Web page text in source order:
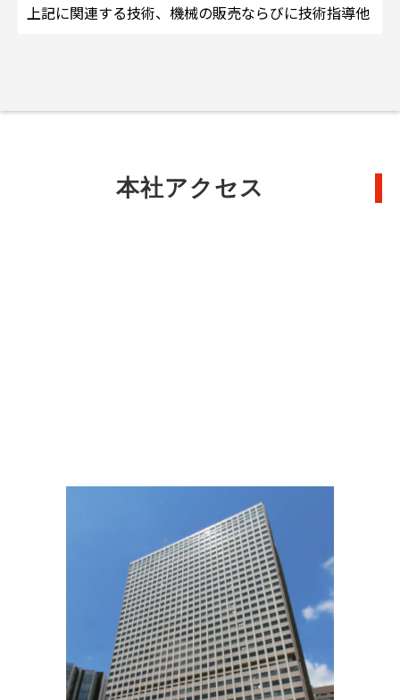
上記に関連する技術、機械の販売ならびに技術指導他
本社アクセス